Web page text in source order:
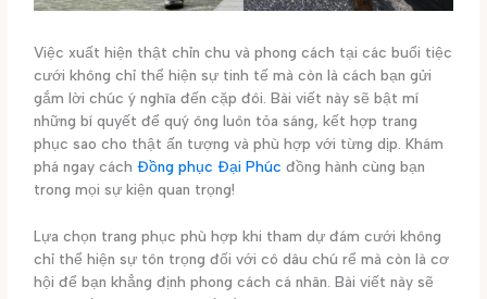
Việc xuất hiện thật chỉn chu và phong cách tại các buổi tiệc
cưới không chỉ thể hiện sự tinh tế mà còn là cách bạn gửi
gắm lời chúc ý nghĩa đến cặp đôi. Bài viết này sẽ bật mí
những bí quyết để quý ông luôn tỏa sáng, kết hợp trang
phục sao cho thật ấn tượng và phù hợp với từng dịp. Khám
phá ngay cáchĐồng phục Đại Phúc đồng hành cùng bạn
trong mọi sự kiện quan trọng!
Lựa chọn trang phục phù hợp khi tham dự đám cưới không
chỉ thể hiện sự tôn trọng đối với cô dâu chú rể mà còn là cơ
hội để bạn khẳng định phong cách cá nhân. Bài viết này sẽ